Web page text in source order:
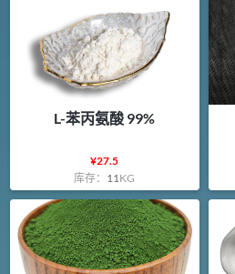
L-苯丙氨酸 99%
¥27.5
库存： 11 KG